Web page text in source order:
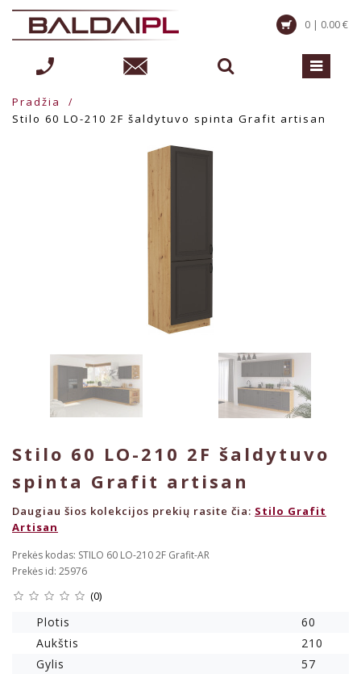
0 | 0.00 €
Pradžia
Stilo 60 LO-210 2F šaldytuvo spinta Grafit artisan
Stilo 60 LO-210 2F šaldytuvo
spinta Grafit artisan
Daugiau šios kolekcijos prekių rasite čia: Stilo Grafit
Artisan
Prekės kodas: STILO 60 LO-210 2F Grafit-AR
Prekės id: 25976
(0)
Plotis
60
Aukštis
210
Gylis
57